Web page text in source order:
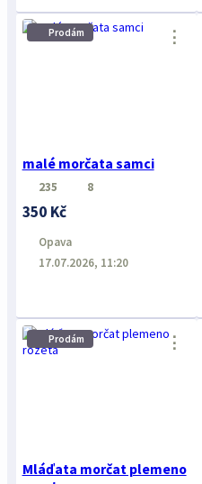
Prodám
malé morčata samci
⋮
235 8
350 Kč
Opava
17.07.2026, 11:20
Prodám
Mláďata morčat plemeno
⋮